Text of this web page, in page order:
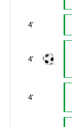
4'
4'
4'